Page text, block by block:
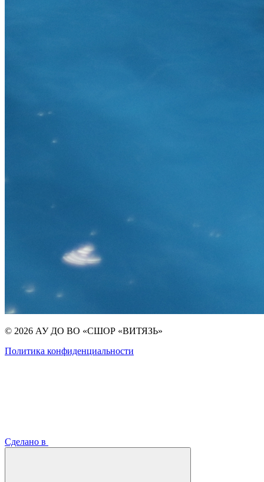
© 2026 АУ ДО ВО «СШОР «ВИТЯЗЬ»
Политика конфиденциальности
Сделано в